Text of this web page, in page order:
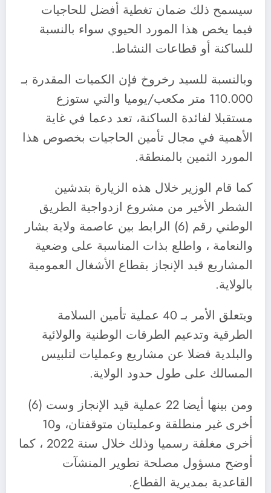
سيسمح ذلك ضمان تغطية أفضل للحاجيات
فيما يخص هذا المورد الحيوي سواء بالنسبة
للساكنة أو قطاعات النشاط.
وبالنسبة للسيد رخروخ فإن الكميات المقدرة بـ
110.000 متر مكعب/يوميا والتي ستوزع
مستقبلا لفائدة الساكنة، تعد دعما في غاية
الأهمية في مجال تأمين الحاجيات بخصوص هذا
المورد الثمين بالمنطقة.
كما قام الوزير خلال هذه الزيارة بتدشين
الشطر الأخير من مشروع ازدواجية الطريق
الوطني رقم (6) الرابط بين عاصمة ولاية بشار
والنعامة ، واطلع بذات المناسبة على وضعية
المشاريع قيد الإنجاز بقطاع الأشغال العمومية
بالولاية.
ويتعلق الأمر بـ 40 عملية تأمين السلامة
الطرقية وتدعيم الطرقات الوطنية والولائية
والبلدية فضلا عن مشاريع وعمليات لتلبيس
المسالك على طول حدود الولاية.
ومن بينها أيضا 22 عملية قيد الإنجاز وست (6)
أخرى غير منطلقة وعمليتان متوقفتان، و10
أخرى مغلقة رسميا وذلك خلال سنة 2022 ، كما
أوضح مسؤول مصلحة تطوير المنشآت
القاعدية بمديرية القطاع.